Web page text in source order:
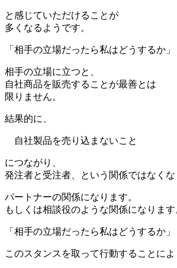
と感じていただけることが
多くなるようです。
「相手の立場だったら私はどうするか」
相手の立場に立つと、
自社商品を販売することが最善とは
限りません。
結果的に、
自社製品を売り込まないこと
につながり、
発注者と受注者、という関係ではなくな
パートナーの関係になります。
もしくは相談役のような関係になります
「相手の立場だったら私はどうするか」
このスタンスを取って行動することによ